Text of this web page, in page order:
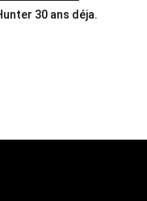
30 ans déja.